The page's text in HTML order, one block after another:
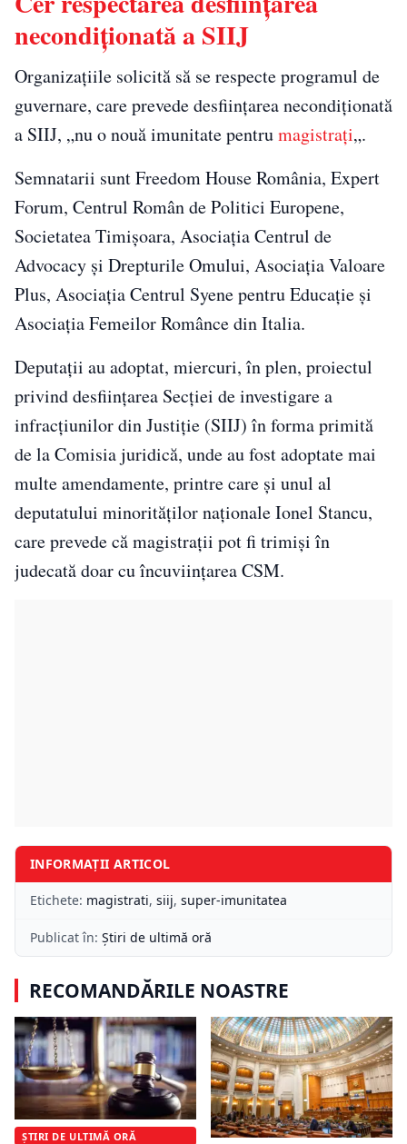
necondiționată a SIIJ
Organizaţiile solicită să se respecte programul de
guvernare, care prevede desfiinţarea necondiţionată
a SIIJ, „nu o nouă imunitate pentrumagistraţi„.
Semnatarii sunt Freedom House România, Expert
Forum, Centrul Român de Politici Europene,
Societatea Timişoara, Asociaţia Centrul de
Advocacy şi Drepturile Omului, Asociaţia Valoare
Plus, Asociaţia Centrul Syene pentru Educaţie şi
Asociaţia Femeilor Românce din Italia.
Deputaţii au adoptat, miercuri, în plen, proiectul
privind desfiinţarea Secţiei de investigare a
infracţiunilor din Justiţie (SIIJ) în forma primită
de la Comisia juridică, unde au fost adoptate mai
multe amendamente, printre care şi unul al
deputatului minorităţilor naţionale Ionel Stancu,
care prevede că magistraţii pot fi trimişi în
judecată doar cu încuviinţarea CSM.
INFORMAȚII ARTICOL
Etichete: magistrati, siij, super-imunitatea
Publicat în: Știri de ultimă oră
RECOMANDĂRILE NOASTRE
ȘTIRI DE ULTIMĂ ORĂ